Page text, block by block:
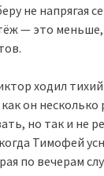
не напрягая
— это меньше,
ходил
он несколько
но так и не
Тимофей
по вечерам